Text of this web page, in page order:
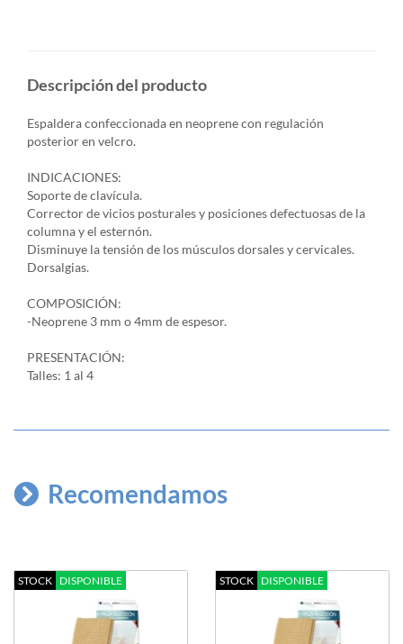
Descripción del producto
Espaldera confeccionada en neoprene con regulación
posterior en velcro.
INDICACIONES:
Soporte de clavícula.
Corrector de vicios posturales y posiciones defectuosas de la
columna y el esternón.
Disminuye la tensión de los músculos dorsales y cervicales.
Dorsalgias.
COMPOSICIÓN:
-Neoprene 3 mm o 4mm de espesor.
PRESENTACIÓN:
Talles: 1 al 4
Recomendamos
STOCK DISPONIBLE STOCK DISPONIBLE